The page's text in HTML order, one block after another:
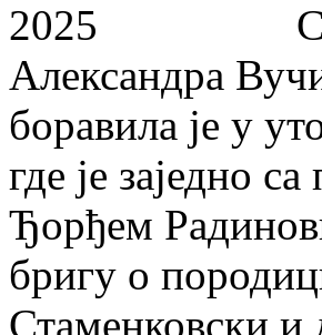
Александра
боравила је у
где је заједно
Ђорђем
бригу о
Стаменковски и